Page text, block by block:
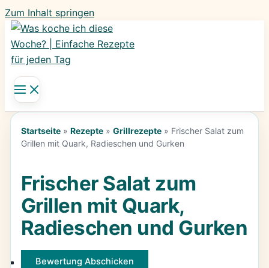
Zum Inhalt springen
Startseite» Rezepte» Grillrezepte» Frischer Salat zum
Grillen mit Quark, Radieschen und Gurken
Frischer Salat zum
Grillen mit Quark,
Radieschen und Gurken
Bewertung Abschicken